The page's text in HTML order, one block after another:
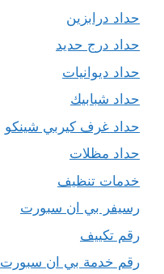
حداد درابزين
حداد درج حديد
حداد ديوانيات
حداد شبابيك
حداد غرف كيربي شينكو
حداد مظلات
خدمات تنظيف
رسيفر بي ان سبورت
رقم تكييف
رقم خدمة بي ان سبورت